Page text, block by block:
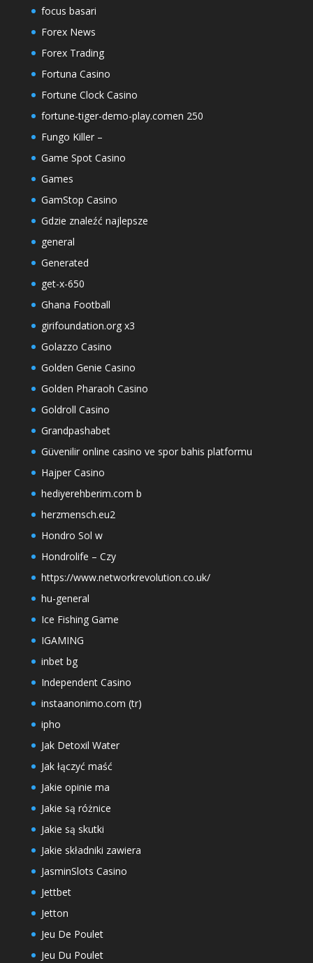
focus basari
Forex News
Forex Trading
Fortuna Casino
Fortune Clock Casino
fortune-tiger-demo-play.comen 250
Fungo Killer –
Game Spot Casino
Games
GamStop Casino
Gdzie znaleźć najlepsze
general
Generated
get-x-650
Ghana Football
girifoundation.org x3
Golazzo Casino
Golden Genie Casino
Golden Pharaoh Casino
Goldroll Casino
Grandpashabet
Güvenilir online casino ve spor bahis platformu
Hajper Casino
hediyerehberim.com b
herzmensch.eu2
Hondro Sol w
Hondrolife – Czy
https://www.networkrevolution.co.uk/
hu-general
Ice Fishing Game
IGAMING
inbet bg
Independent Casino
instaanonimo.com (tr)
ipho
Jak Detoxil Water
Jak łączyć maść
Jakie opinie ma
Jakie są różnice
Jakie są skutki
Jakie składniki zawiera
JasminSlots Casino
Jettbet
Jetton
Jeu De Poulet
Jeu Du Poulet